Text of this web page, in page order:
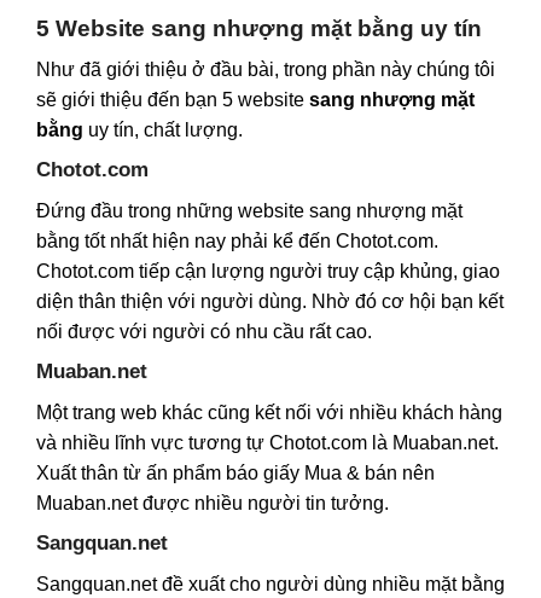
5 Website sang nhượng mặt bằng uy tín
Như đã giới thiệu ở đầu bài, trong phần này chúng tôi
sẽ giới thiệu đến bạn 5 website sang nhượng mặt
bằng uy tín, chất lượng.
Chotot.com
Đứng đầu trong những website sang nhượng mặt
bằng tốt nhất hiện nay phải kể đến Chotot.com.
Chotot.com tiếp cận lượng người truy cập khủng, giao
diện thân thiện với người dùng. Nhờ đó cơ hội bạn kết
nối được với người có nhu cầu rất cao.
Muaban.net
Một trang web khác cũng kết nối với nhiều khách hàng
và nhiều lĩnh vực tương tự Chotot.com là Muaban.net.
Xuất thân từ ấn phẩm báo giấy Mua & bán nên
Muaban.net được nhiều người tin tưởng.
Sangquan.net
Sangquan.net đề xuất cho người dùng nhiều mặt bằng